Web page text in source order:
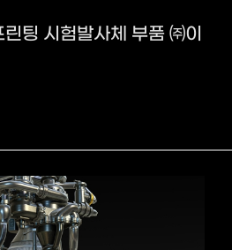
팅 시험발사체 부품 ㈜이